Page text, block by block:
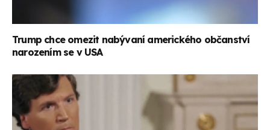
Trump chce omezit nabývaní amerického občanství
narozením se v USA